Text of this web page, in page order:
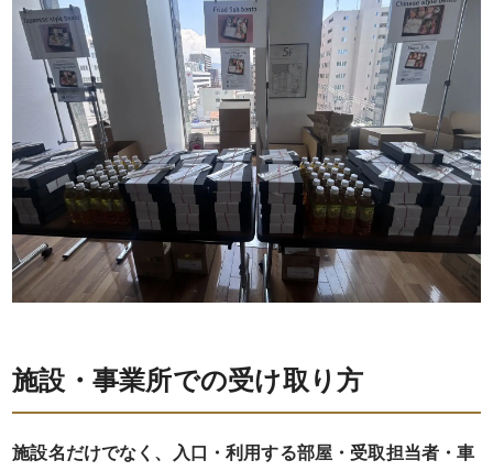
シ
リ
ー
ズ
ー
ン
ら
選
施設・事業所での受け取り方
施設名だけでなく、入口・利用する部屋・受取担当者・車